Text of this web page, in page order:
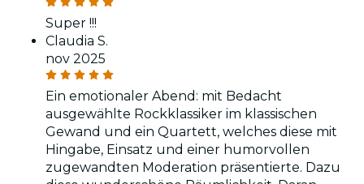
Super !!!
Claudia S.
nov 2025
Ein emotionaler Abend: mit Bedacht
ausgewählte Rockklassiker im klassischen
Gewand und ein Quartett, welches diese mit
Hingabe, Einsatz und einer humorvollen
zugewandten Moderation präsentierte. Dazu